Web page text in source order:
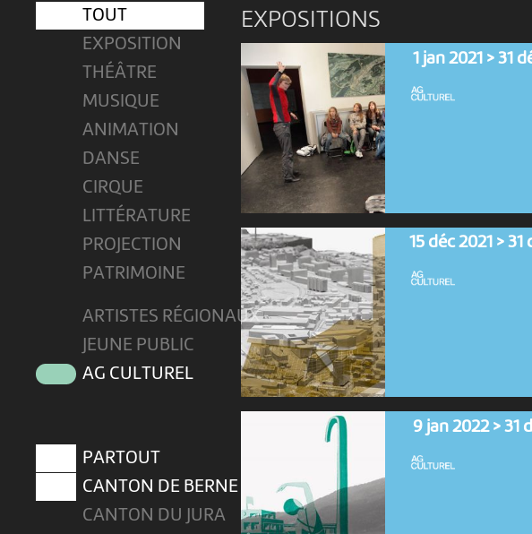
TOUT
EXPOSITION
THÉÂTRE
MUSIQUE
ANIMATION
DANSE
CIRQUE
LITTÉRATURE
PROJECTION
PATRIMOINE
ARTISTES RÉGIONAUX
JEUNE PUBLIC
AG CULTUREL
PARTOUT
CANTON DE BERNE
CANTON DU JURA
EXPOSITIONS
1 jan 2021 > 31
15 déc 2021 > 31
9 jan 2022 > 31